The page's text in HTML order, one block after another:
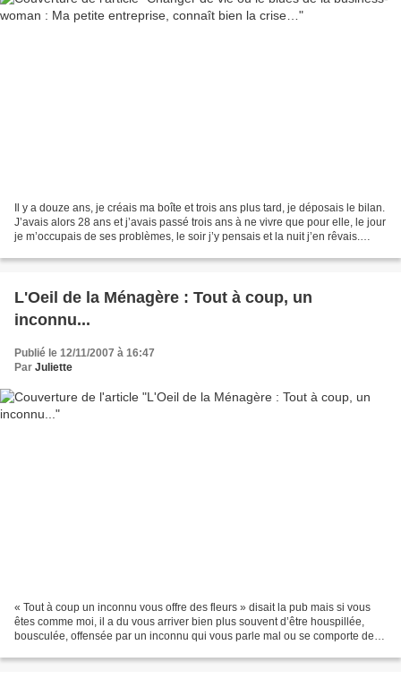
Il y a douze ans, je créais ma boîte et trois ans plus tard, je déposais le bilan.
J’avais alors 28 ans et j’avais passé trois ans à ne vivre que pour elle, le jour
je m’occupais de ses problèmes, le soir j’y pensais et la nuit j’en rêvais.
L'Oeil de la Ménagère : Tout à coup, un
inconnu...
Publié le 12/11/2007 à 16:47
Par Juliette
« Tout à coup un inconnu vous offre des fleurs » disait la pub mais si vous
êtes comme moi, il a du vous arriver bien plus souvent d’être houspillée,
bousculée, offensée par un inconnu qui vous parle mal ou se comporte de